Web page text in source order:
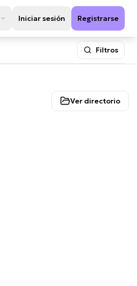
Iniciar sesión Registrarse
Filtros
Ver directorio